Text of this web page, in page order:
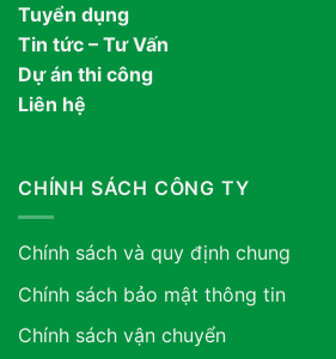
Tuyển dụng
Tin tức – Tư Vấn
Dự án thi công
Liên hệ
CHÍNH SÁCH CÔNG TY
Chính sách và quy định chung
Chính sách bảo mật thông tin
Chính sách vận chuyển